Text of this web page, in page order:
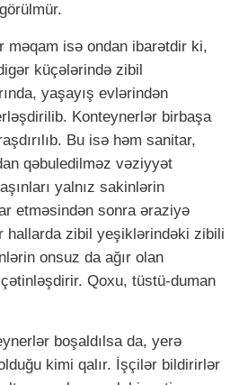
məqam isə ondan ibarətdir ki,
küçələrində zibil
yaşayış evlərindən
Konteynerlər birbaşa
Bu isə həm sanitar,
qəbuledilməz vəziyyət
yalnız sakinlərin
etməsindən sonra əraziyə
hallarda zibil yeşiklərindəki zibili
onsuz da ağır olan
Qoxu, tüstü-duman
boşaldılsa da, yerə
kimi qalır. İşçilər bildirirlər